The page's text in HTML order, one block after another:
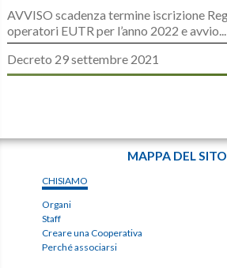
AVVISO scadenza termine iscrizione
operatori EUTR per l’anno 2022 e avvio...
Decreto 29 settembre 2021
MAPPA DEL SITO
CHISIAMO
Organi
Staff
Creare una Cooperativa
Perché associarsi